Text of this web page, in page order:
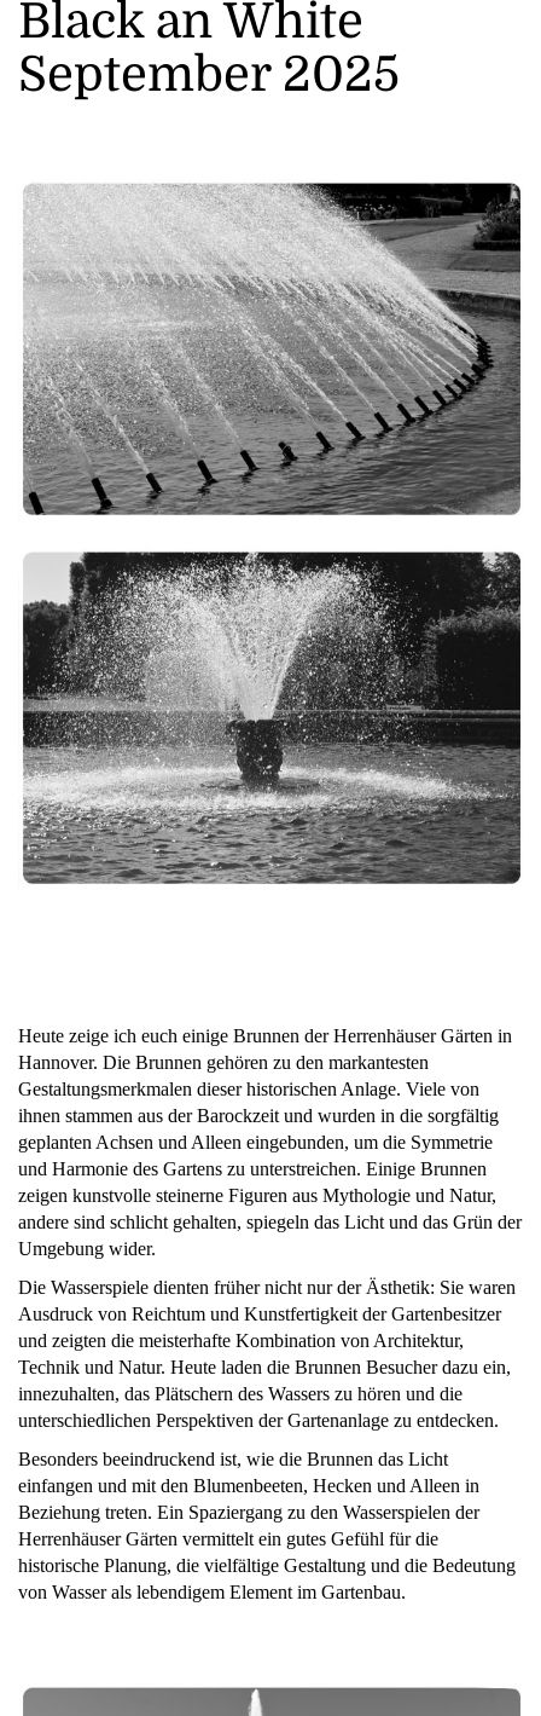
Black an White
September 2025
Heute zeige ich euch einige Brunnen der Herrenhäuser Gärten in
Hannover. Die Brunnen gehören zu den markantesten
Gestaltungsmerkmalen dieser historischen Anlage. Viele von
ihnen stammen aus der Barockzeit und wurden in die sorgfältig
geplanten Achsen und Alleen eingebunden, um die Symmetrie
und Harmonie des Gartens zu unterstreichen. Einige Brunnen
zeigen kunstvolle steinerne Figuren aus Mythologie und Natur,
andere sind schlicht gehalten, spiegeln das Licht und das Grün der
Umgebung wider.
Die Wasserspiele dienten früher nicht nur der Ästhetik: Sie waren
Ausdruck von Reichtum und Kunstfertigkeit der Gartenbesitzer
und zeigten die meisterhafte Kombination von Architektur,
Technik und Natur. Heute laden die Brunnen Besucher dazu ein,
innezuhalten, das Plätschern des Wassers zu hören und die
unterschiedlichen Perspektiven der Gartenanlage zu entdecken.
Besonders beeindruckend ist, wie die Brunnen das Licht
einfangen und mit den Blumenbeeten, Hecken und Alleen in
Beziehung treten. Ein Spaziergang zu den Wasserspielen der
Herrenhäuser Gärten vermittelt ein gutes Gefühl für die
historische Planung, die vielfältige Gestaltung und die Bedeutung
von Wasser als lebendigem Element im Gartenbau.